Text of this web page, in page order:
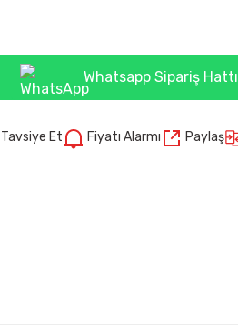
Whatsapp Sipariş Hattı
Tavsiye Et Fiyatı Alarmı Paylaş